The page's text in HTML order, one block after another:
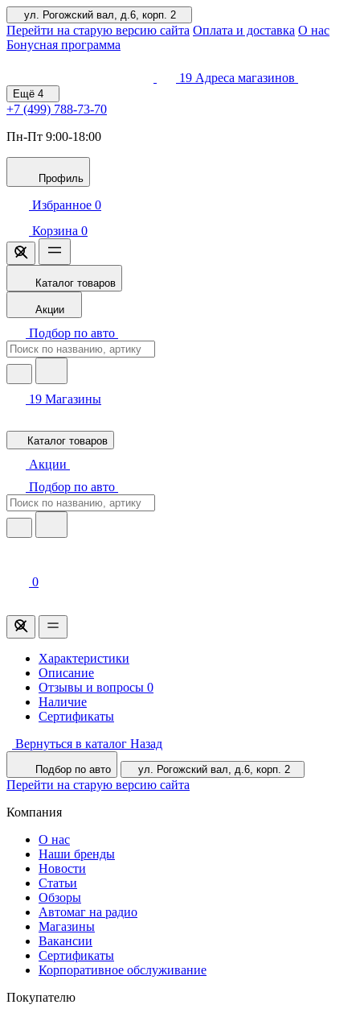
ул. Рогожский вал, д.6, корп. 2
Перейти на старую версию сайта Оплата и доставка О нас
Бонусная программа
19 Адреса магазинов
Ещё 4
+7 (499) 788-73-70
Пн-Пт 9:00-18:00
Профиль
Избранное 0
Корзина 0
Каталог товаров
Акции
Подбор по авто
19 Магазины
Каталог товаров
Акции
Подбор по авто
0
Характеристики
Описание
Отзывы и вопросы 0
Наличие
Сертификаты
Вернуться в каталог Назад
Подбор по авто ул. Рогожский вал, д.6, корп. 2
Перейти на старую версию сайта
Компания
О нас
Наши бренды
Новости
Статьи
Обзоры
Автомаг на радио
Магазины
Вакансии
Сертификаты
Корпоративное обслуживание
Покупателю